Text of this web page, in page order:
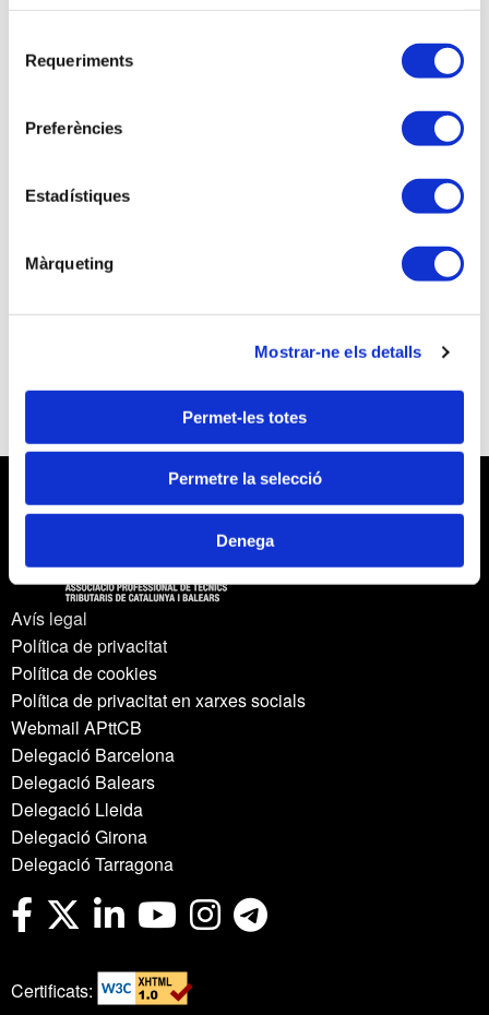
Requeriments
Preferències
Estadístiques
Màrqueting
Mostrar-ne els detalls
Permet-les totes
Permetre la selecció
Denega
Si no ets associat/da continua el procés
Vols associar-te i beneficiar-te d'unes millors
tarifes a les inscripcions a les activitats
Vull ser Tècnic Tributari
Avís legal
Política de privacitat
Política de cookies
Política de privacitat en xarxes socials
Webmail APttCB
Delegació Barcelona
Delegació Balears
Delegació Lleida
Delegació Girona
Delegació Tarragona
Certificats: